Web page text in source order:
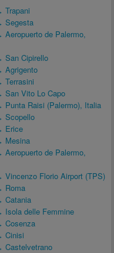
Trapani
Segesta
de Palermo,
San Cipirello
Agrigento
Terrasini
San Vito Lo Capo
Raisi (Palermo), Italia
Scopello
Erice
Mesina
de Palermo,
Florio Airport (TPS)
Roma
Catania
Isola delle Femmine
Cosenza
Cinisi
Castelvetrano